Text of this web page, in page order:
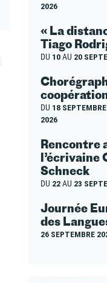
2026
« La
Tiago
DU 10AU 20
DU 18 SEPTEMBRE
2026
Rencontre
l’écrivaine
Schneck
DU 22AU 23
Journée
des
26 SEPTEMBRE